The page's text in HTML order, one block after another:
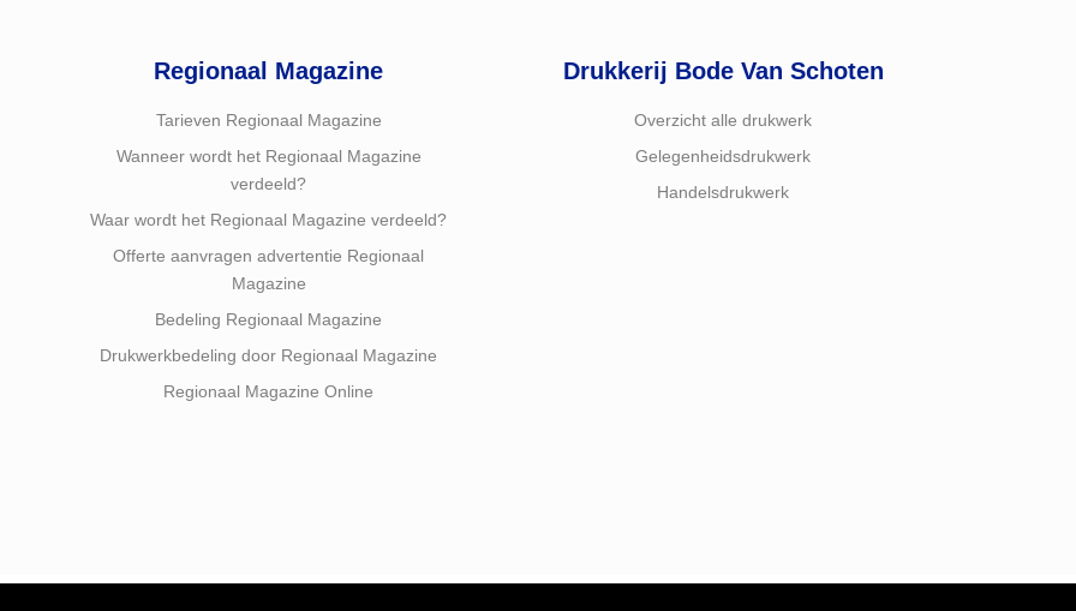
Regionaal Magazine
Tarieven Regionaal Magazine
Wanneer wordt het Regionaal Magazine
verdeeld?
Waar wordt het Regionaal Magazine verdeeld?
Offerte aanvragen advertentie Regionaal
Magazine
Bedeling Regionaal Magazine
Drukwerkbedeling door Regionaal Magazine
Regionaal Magazine Online
Drukkerij Bode Van Schoten
Overzicht alle drukwerk
Gelegenheidsdrukwerk
Handelsdrukwerk